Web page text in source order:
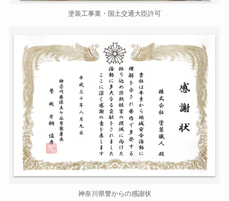
塗装工事業・国土交通大臣許可
神奈川県警からの感謝状